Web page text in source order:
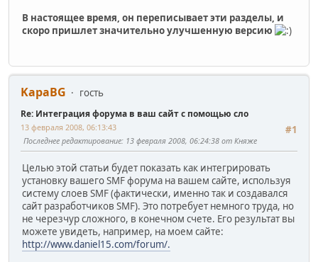
В настоящее время, он переписывает эти разделы, и
скоро пришлет значительно улучшенную версию
KapaBG гость
Re: Интеграция форума в ваш сайт с помощью сло
#1
13 февраля 2008, 06:13:43
Последнее редактирование: 13 февраля 2008, 06:24:38 от Княже
Целью этой статьи будет показать как интегрировать
установку вашего SMF форума на вашем сайте, используя
систему слоев SMF (фактически, именно так и создавался
сайт разработчиков SMF). Это потребует немного труда, но
не черезчур сложного, в конечном счете. Его результат вы
можете увидеть, например, на моем сайте:
http://www.daniel15.com/forum/.